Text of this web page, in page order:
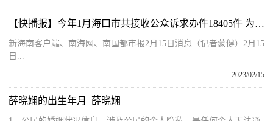
【快播报】今年1月海口市共接收公众诉求办件18405件 为消费者挽回经济损失2.3万元
新海南客户端、南海网、南国都市报2月15日消息（记者蒙健）2月15
日...
2023/02/15
薛晓娴的出生年月_薛晓娴